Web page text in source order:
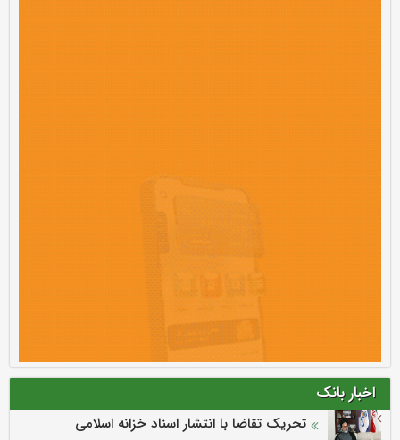
اخبار بانک
تحریک تقاضا با انتشار اسناد خزانه اسلامی